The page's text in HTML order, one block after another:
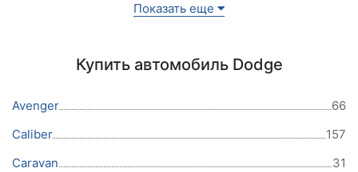
Показать еще
Купить автомобиль Dodge
Avenger
66
Caliber
157
Caravan
31